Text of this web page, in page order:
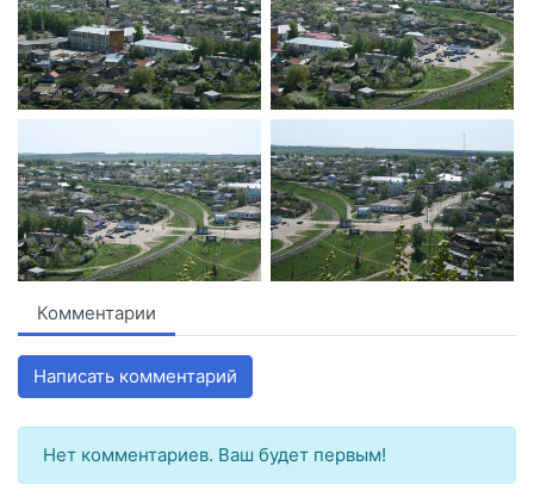
Комментарии
Написать комментарий
Нет комментариев. Ваш будет первым!